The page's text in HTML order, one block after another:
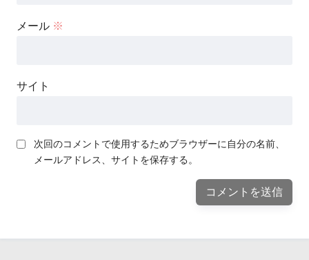
メール ※
サイト
次回のコメントで使用するためブラウザーに自分の名前、
メールアドレス、サイトを保存する。